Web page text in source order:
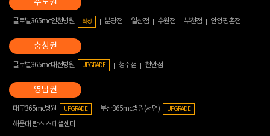
글로벌365mc인천병원 확장 분당점 일산점 수원점 부천점 안양평촌점
글로벌365mc대전병원 UPGRADE 청주점 천안점
대구365mc병원 UPGRADE 부산365mc병원(서면) UPGRADE
해운대 람스 스페셜센터